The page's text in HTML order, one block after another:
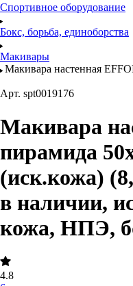
Спортивное оборудование
Бокс, борьба, единоборства
Макивары
Макивара настенная
Арт. spt0019176
Макивара
пирамида
(иск.кожа)
в наличии,
кожа, НПЭ,
4.8